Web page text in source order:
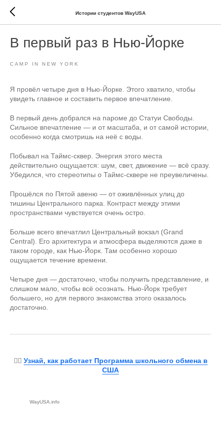
Истории студентов WayUSA
В первый раз в Нью-Йорке
CAMP IN NEW YORK
Я провёл четыре дня в Нью-Йорке. Этого хватило, чтобы
увидеть главное и составить первое впечатление.
В первый день добрался на пароме до Статуи Свободы.
Сильное впечатление — и от масштаба, и от самой истории,
особенно когда смотришь на неё с воды.
Побывал на Таймс-сквер. Энергия этого места
действительно ощущается: шум, свет, движение — всё сразу.
Убедился, что стереотипы о Таймс-сквере не преувеличены.
Прошёлся по Пятой авеню — от оживлённых улиц до
тишины Центрального парка. Контраст между этими
пространствами чувствуется очень остро.
Больше всего впечатлил Центральный вокзал (Grand
Central). Его архитектура и атмосфера выделяются даже в
таком городе, как Нью-Йорк. Там особенно хорошо
ощущается течение времени.
Четыре дня — достаточно, чтобы получить представление, и
слишком мало, чтобы всё осознать. Нью-Йорк требует
большего, но для первого знакомства этого оказалось
достаточно.
👉🏻 Узнай, как работает Программа школьного обмена в
США
WayUSA.info